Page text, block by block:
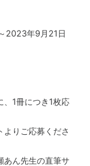
2023年9月21日
、1冊につき1枚応
よりご応募くださ
あん先生の直筆サ